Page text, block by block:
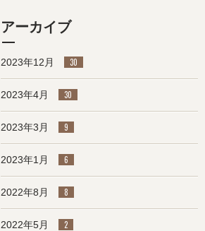
アーカイブ
2023年12月 30
2023年4月 30
2023年3月 9
2023年1月 6
2022年8月 8
2022年5月 2